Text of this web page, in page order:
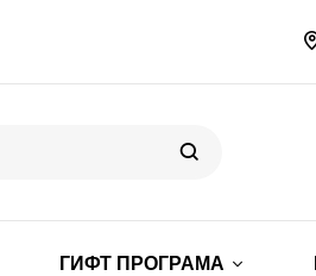
ГИФТ ПРОГРАМА